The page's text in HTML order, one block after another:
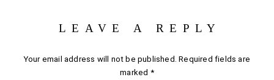
LEAVE A REPLY
Your email address will not be published. Required fields are
marked *